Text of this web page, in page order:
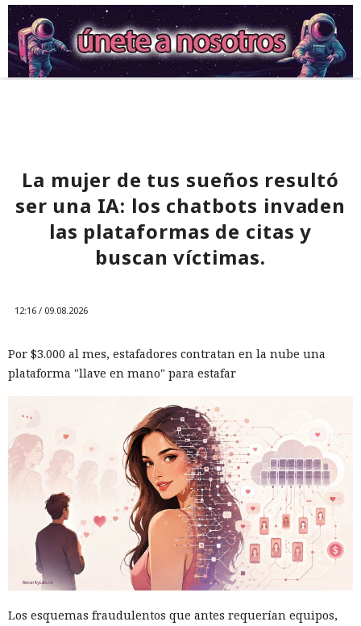
La mujer de tus sueños resultó
ser una IA: los chatbots invaden
las plataformas de citas y
buscan víctimas.
12:16 / 09.08.2026
Por $3.000 al mes, estafadores contratan en la nube una
plataforma "llave en mano" para estafar
Los esquemas fraudulentos que antes requerían equipos,